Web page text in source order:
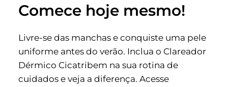
Comece hoje mesmo!
Livre-se das manchas e conquiste uma pele
uniforme antes do verão. Inclua o Clareador
Dérmico Cicatribem na sua rotina de
cuidados e veja a diferença. Acesse